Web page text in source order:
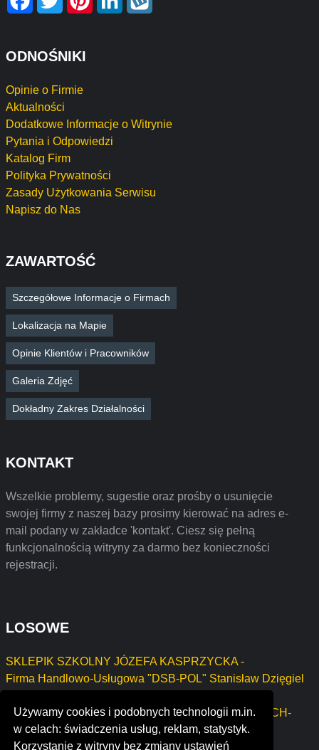
Używamy cookies i podobnych technologii m.in.
w celach: świadczenia usług, reklam, statystyk.
Korzystanie z witryny bez zmiany ustawień
ODNOŚNIKI
Opinie o Firmie
Aktualności
Dodatkowe Informacje o Witrynie
Pytania i Odpowiedzi
Katalog Firm
Polityka Prywatności
Zasady Użytkowania Serwisu
Napisz do Nas
ZAWARTOŚĆ
Szczegółowe Informacje o Firmach
Lokalizacja na Mapie
Opinie Klientów i Pracowników
Galeria Zdjęć
Dokładny Zakres Działalności
KONTAKT
Wszelkie problemy, sugestie oraz prośby o usunięcie
swojej firmy z naszej bazy prosimy kierować na adres e-
mail podany w zakładce 'kontakt'. Ciesz się pełną
funkcjonalnością witryny za darmo bez konieczności
rejestracji.
LOSOWE
SKLEPIK SZKOLNY JÓZEFA KASPRZYCKA -
Firma Handlowo-Usługowa "DSB-POL" Stanisław Dzięgiel
Bartosz Łochowski Firma Handlowo - Usługowa "ŁOCH-
TRADE".
PROTECTION BUSINESS GRAŻYNA SIEMASZKO